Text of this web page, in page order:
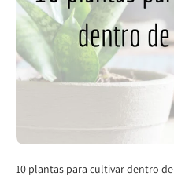
10 plantas para cultivar dentro de